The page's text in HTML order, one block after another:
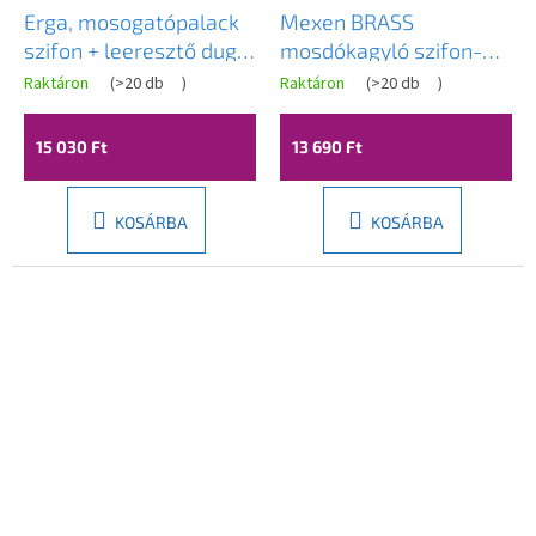
Erga, mosogatópalack
szifon + leeresztő dugó
ClickClack túlfolyó
nélkül, fekete matt,
ERG-YKA-BK.SYPOP-14-
Raktáron (>20 db )
15 030 Ft
KOSÁRBA
Mexen BRASS
mosdókagyló szifon-
polszifon, fekete,
79950-70
Raktáron (>20 db )
13 690 Ft
KOSÁRBA